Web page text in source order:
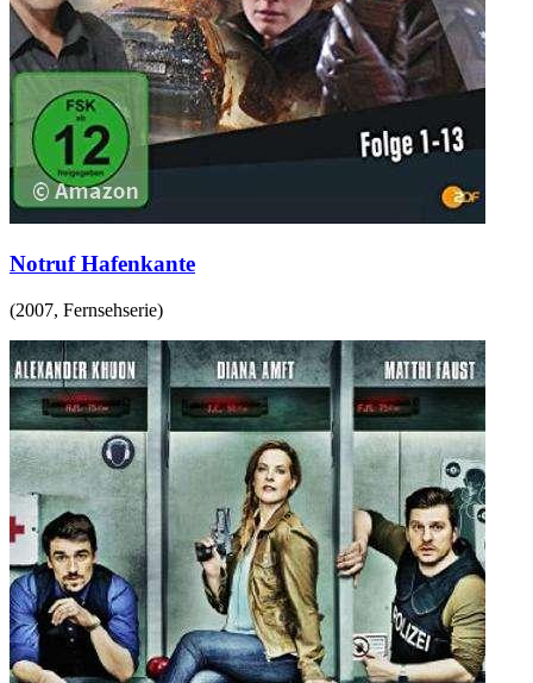
Notruf Hafenkante
(2007, Fernsehserie)